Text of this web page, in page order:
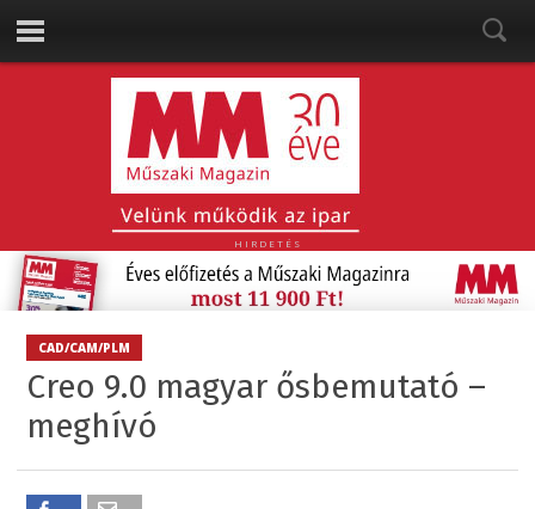
HIRDETÉS
CAD/CAM/PLM
Creo 9.0 magyar ősbemutató –
meghívó